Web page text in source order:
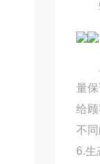
5
量
给
不
6.生